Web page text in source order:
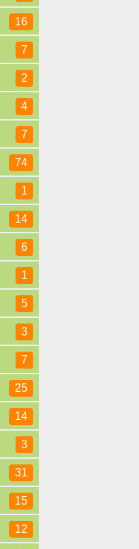
16
7
2
4
7
74
1
14
6
1
5
3
7
25
14
3
31
15
12